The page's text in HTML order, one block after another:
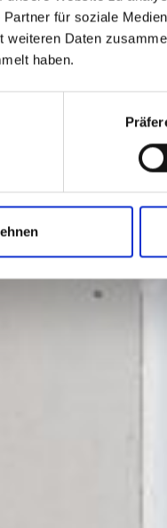
für soziale
weiteren Daten
haben.